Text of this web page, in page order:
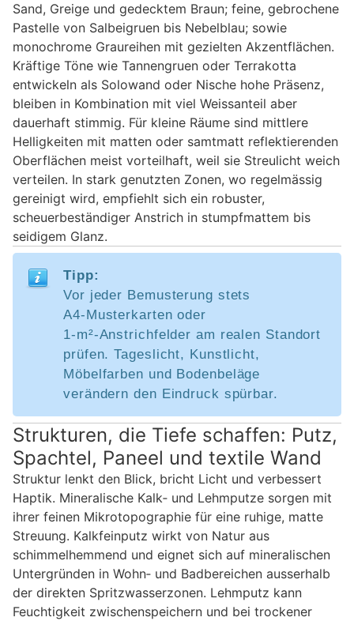
Sand, Greige und gedecktem Braun; feine, gebrochene
Pastelle von Salbeigruen bis Nebelblau; sowie
monochrome Graureihen mit gezielten Akzentflächen.
Kräftige Töne wie Tannengruen oder Terrakotta
entwickeln als Solowand oder Nische hohe Präsenz,
bleiben in Kombination mit viel Weissanteil aber
dauerhaft stimmig. Für kleine Räume sind mittlere
Helligkeiten mit matten oder samtmatt reflektierenden
Oberflächen meist vorteilhaft, weil sie Streulicht weich
verteilen. In stark genutzten Zonen, wo regelmässig
gereinigt wird, empfiehlt sich ein robuster,
scheuerbeständiger Anstrich in stumpfmattem bis
seidigem Glanz.
Tipp:
Vor jeder Bemusterung stets
A4‑Musterkarten oder
1‑m²‑Anstrichfelder am realen Standort
prüfen. Tageslicht, Kunstlicht,
Möbelfarben und Bodenbeläge
verändern den Eindruck spürbar.
Strukturen, die Tiefe schaffen: Putz,
Spachtel, Paneel und textile Wand
Struktur lenkt den Blick, bricht Licht und verbessert
Haptik. Mineralische Kalk‑ und Lehmputze sorgen mit
ihrer feinen Mikrotopographie für eine ruhige, matte
Streuung. Kalkfeinputz wirkt von Natur aus
schimmelhemmend und eignet sich auf mineralischen
Untergründen in Wohn‑ und Badbereichen ausserhalb
der direkten Spritzwasserzonen. Lehmputz kann
Feuchtigkeit zwischenspeichern und bei trockener